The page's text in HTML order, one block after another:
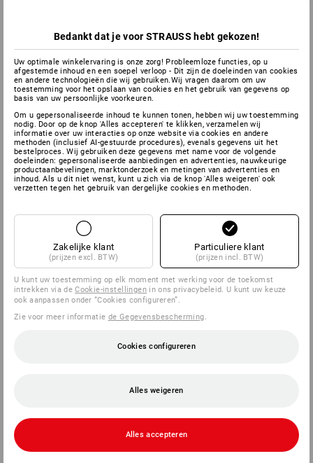
de voordelen
Meer functies, meer overzicht: je persoonlijke Strauss
klantenruimte maakt winkelen gewoon slimmer.
bestel sneller en gemakkelijker
Factuur en leverdatum in één oogopslag
Volg de status van uw bestelling/aflevering
Bewaar verlanglijsten en winkelwagen
Registratie
terug
Bedankt dat je voor STRAUSS hebt gekozen!
Uw optimale winkelervaring is onze zorg! Probleemloze functies, op u
afgestemde inhoud en een soepel verloop - Dit zijn de doeleinden van cookies
en andere technologieën die wij gebruiken.Wij vragen daarom om uw
toestemming voor het opslaan van cookies en het gebruik van gegevens op
basis van uw persoonlijke voorkeuren.
Om u gepersonaliseerde inhoud te kunnen tonen, hebben wij uw toestemming
nodig. Door op de knop 'Alles accepteren' te klikken, verzamelen wij
informatie over uw interacties op onze website via cookies en andere
methoden (inclusief AI-gestuurde procedures), evenals gegevens uit het
bestelproces. Wij gebruiken deze gegevens met name voor de volgende
doeleinden: gepersonaliseerde aanbiedingen en advertenties, nauwkeurige
productaanbevelingen, marktonderzoek en metingen van advertenties en
inhoud. Als u dit niet wenst, kunt u zich via de knop 'Alles weigeren' ook
verzetten tegen het gebruik van dergelijke cookies en methoden.
Zakelijke klant
(prijzen excl. BTW)
Particuliere klant
(prijzen incl. BTW)
U kunt uw toestemming op elk moment met werking voor de toekomst
intrekken via deCookie-instellingen in ons privacybeleid. U kunt uw keuze
ook aanpassen onder “Cookies configureren”.
Zie voor meer informatie de Gegevensbescherming
Cookies configureren
Alles weigeren
Alles accepteren